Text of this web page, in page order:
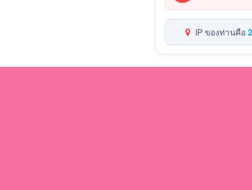
IP ของท่านคือ